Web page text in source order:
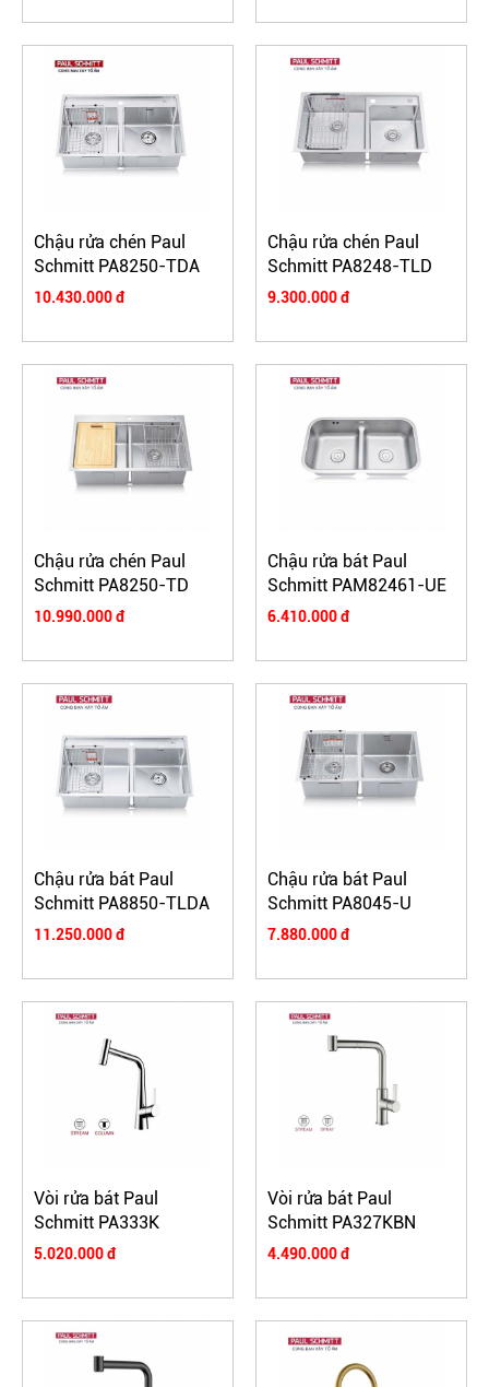
Chậu rửa chén Paul
Schmitt PA8250-TDA
10.430.000 đ
Chậu rửa chén Paul
Schmitt PA8248-TLD
9.300.000 đ
Chậu rửa chén Paul
Schmitt PA8250-TD
10.990.000 đ
Chậu rửa bát Paul
Schmitt PAM82461-UE
6.410.000 đ
Chậu rửa bát Paul
Schmitt PA8850-TLDA
11.250.000 đ
Chậu rửa bát Paul
Schmitt PA8045-U
7.880.000 đ
Vòi rửa bát Paul
Schmitt PA333K
5.020.000 đ
Vòi rửa bát Paul
Schmitt PA327KBN
4.490.000 đ